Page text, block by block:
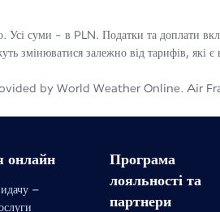
Усі суми - в PLN. Податки та доплати
змінюватися залежно від тарифів, які
by World Weather Online. Air
онлайн
–
Програма
лояльності та
партнери